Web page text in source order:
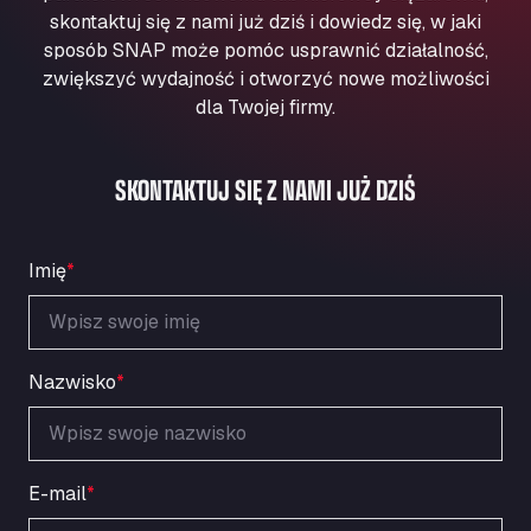
Aqua Ariva GmbH
Marie-Curie-Straße 24, 68219
Aral Autohof Bockel
An der Autobahn 1, 27404
Oppelner Str. 1, 31167
ARAL Autohof Merklingen
ARAL Autohof Preis
Schellweilerstraße 1, 66871
ARAL Tankstelle - XXL Truckwash.de
GmbH
Obernburger Str. 127, 63811
Ardleigh South Services
a120 westbound, CO77SL
Area 47 Hermanos Rico
skontaktuj się z nami już dziś i dowiedz się, w jaki
sposób SNAP może pomóc usprawnić działalność,
zwiększyć wydajność i otworzyć nowe możliwości
dla Twojej firmy.
SKONTAKTUJ SIĘ Z NAMI JUŻ DZIŚ
Imię*
Nazwisko*
E-mail*